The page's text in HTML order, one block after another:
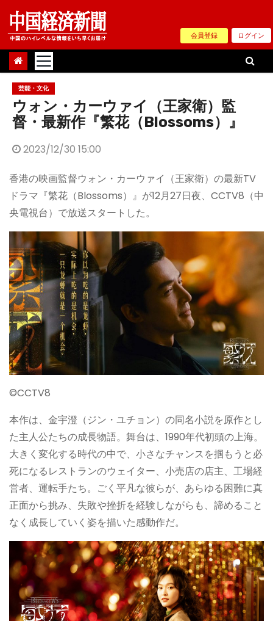
Skip
content
会員登録 ログイン
芸能・文化
ウォン・カーウァイ（王家衛）監
督・最新作『繁花（Blossoms）』
2023/12/30 15:00
香港の映画監督ウォン・カーウァイ（王家衛）の最新TV
ドラマ『繁花（Blossoms）』が12月27日夜、CCTV8（中
央電視台）で放送スタートした。
©︎CCTV8
本作は、金宇澄（ジン・ユチョン）の同名小説を原作とし
た主人公たちの成長物語。舞台は、1990年代初頭の上海。
大きく変化する時代の中で、小さなチャンスを掴もうと必
死になるレストランのウェイター、小売店の店主、工場経
営者、運転手たち。ごく平凡な彼らが、あらゆる困難に真
正面から挑み、失敗や挫折を経験しながらも、諦めること
なく成長していく姿を描いた感動作だ。